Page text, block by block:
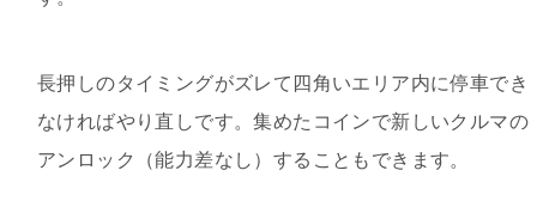
長押しのタイミングがズレて四角いエリア内に停車でき
なければやり直しです。集めたコインで新しいクルマの
アンロック（能力差なし）することもできます。